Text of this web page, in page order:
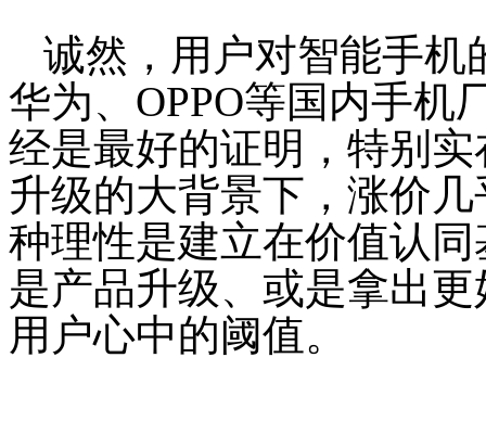
诚然，用户对智能手机
华为、OPPO等国内手机
经是最好的证明，特别
升级的大背景下，涨价
种理性是建立在价值认
是产品升级、或是拿出
用户心中的阈值。